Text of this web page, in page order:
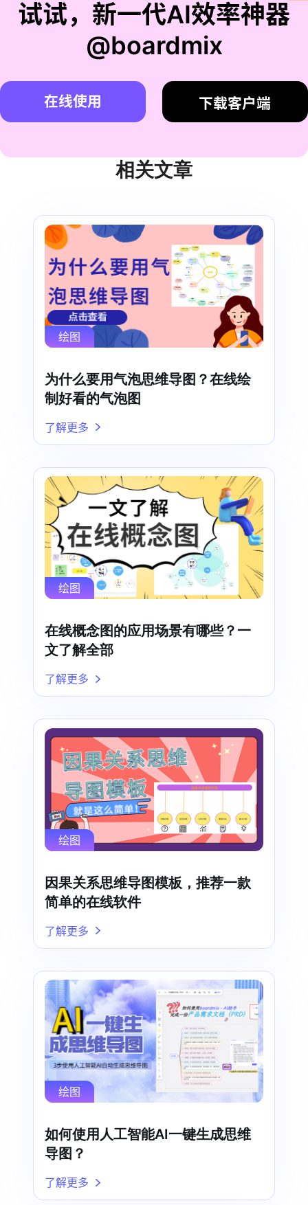
试试，新一代AI效率神器
@boardmix
在线使用 下载客户端
相关文章
绘图
为什么要用气泡思维导图？在线绘
制好看的气泡图
了解更多
绘图
在线概念图的应用场景有哪些？一
文了解全部
了解更多
绘图
因果关系思维导图模板，推荐一款
简单的在线软件
了解更多
绘图
如何使用人工智能AI一键生成思维
导图？
了解更多